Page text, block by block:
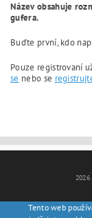
Název obsahuje
gufera.
Buďte první, kdo
Pouze registrovaní
se nebo se
Tento web